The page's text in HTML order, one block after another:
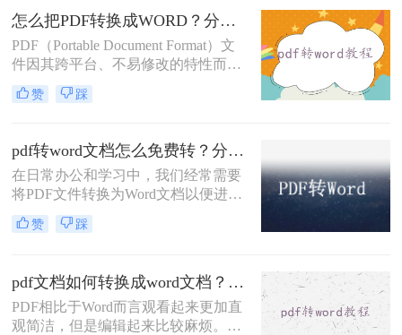
PDF转Word方法。
怎么把PDF转换成WORD？分享四种转换方法！
PDF（Portable Document Format）文
件因其跨平台、不易修改的特性而被
广泛使用，但在某些情况下，我们可
能需要将PDF转换为Word文档以便进
成WORD呢？本文将介绍四种将PDF
转换成Word的实用方法，涵盖了从手
动操作到专业软件的多种途径。
赞 踩
pdf转word文档怎么免费转？分享6种常用方法详解！
在日常办公和学习中，我们经常需要
将PDF文件转换为Word文档以便进行
编辑和修改。虽然市面上有许多付费
的PDF转Word工具，但也有很多免费
将详细介绍几种常用的免费PDF转
Word文档的方法。
赞 踩
pdf文档如何转换成word文档？高效转换方法与实用技巧分享！
PDF相比于Word而言观看起来更加直
观简洁，但是编辑起来比较麻烦。我